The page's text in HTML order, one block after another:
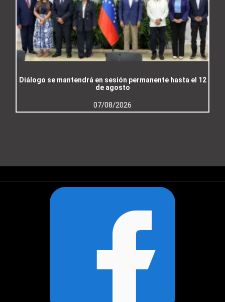
Diálogo se mantendrá en sesión permanente hasta el 12
de agosto
07/08/2026